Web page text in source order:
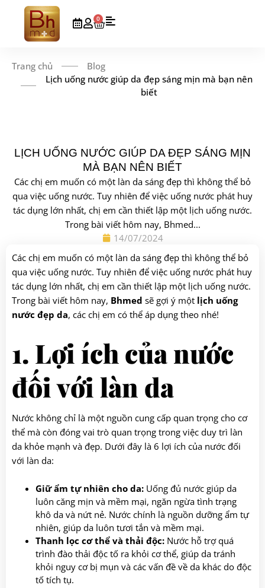
0
Trang chủ
Blog
Lịch uống nước giúp da đẹp sáng mịn mà bạn nên
biết
LỊCH UỐNG NƯỚC GIÚP DA ĐẸP SÁNG MỊN
MÀ BẠN NÊN BIẾT
Các chị em muốn có một làn da sáng đẹp thì không thể bỏ
qua việc uống nước. Tuy nhiên để việc uống nước phát huy
tác dụng lớn nhất, chị em cần thiết lập một lịch uống nước.
Trong bài viết hôm nay, Bhmed...
14/07/2024
Các chị em muốn có một làn da sáng đẹp thì không thể bỏ
qua việc uống nước. Tuy nhiên để việc uống nước phát huy
tác dụng lớn nhất, chị em cần thiết lập một lịch uống nước.
Trong bài viết hôm nay, Bhmed sẽ gợi ý một lịch uống
nước đẹp da, các chị em có thể áp dụng theo nhé!
1. Lợi ích của nước
đối với làn da
Nước không chỉ là một nguồn cung cấp quan trọng cho cơ
thể mà còn đóng vai trò quan trọng trong việc duy trì làn
da khỏe mạnh và đẹp. Dưới đây là 6 lợi ích của nước đối
với làn da:
Giữ ẩm tự nhiên cho da: Uống đủ nước giúp da
luôn căng mịn và mềm mại, ngăn ngừa tình trạng
khô da và nứt nẻ. Nước chính là nguồn dưỡng ẩm tự
nhiên, giúp da luôn tươi tắn và mềm mại.
Thanh lọc cơ thể và thải độc: Nước hỗ trợ quá
trình đào thải độc tố ra khỏi cơ thể, giúp da tránh
khỏi nguy cơ bị mụn và các vấn đề về da khác do độc
tố tích tụ.